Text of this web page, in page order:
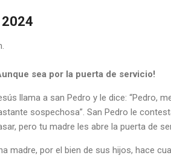
sea por la puerta de servicio!
llama a san Pedro y le dice: “Pedro,
sospechosa”. San Pedro le
pero tu madre les abre la puerta de
madre, por el bien de sus hijos, hace